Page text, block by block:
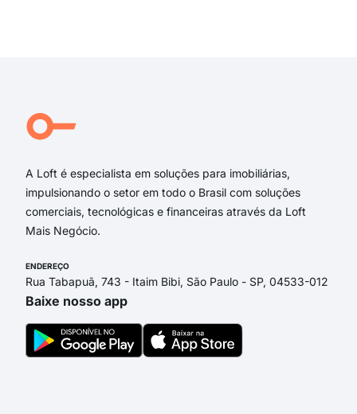
A Loft é especialista em soluções para imobiliárias,
impulsionando o setor em todo o Brasil com soluções
comerciais, tecnológicas e financeiras através da Loft
Mais Negócio.
ENDEREÇO
Rua Tabapuã, 743 - Itaim Bibi, São Paulo - SP, 04533-012
Baixe nosso app